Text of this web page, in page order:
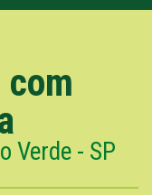
Verde - SP